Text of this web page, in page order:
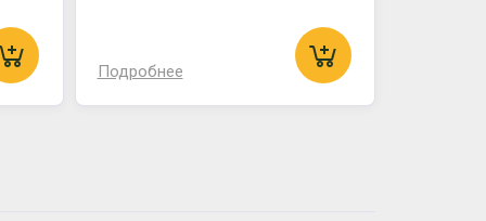
Подробнее